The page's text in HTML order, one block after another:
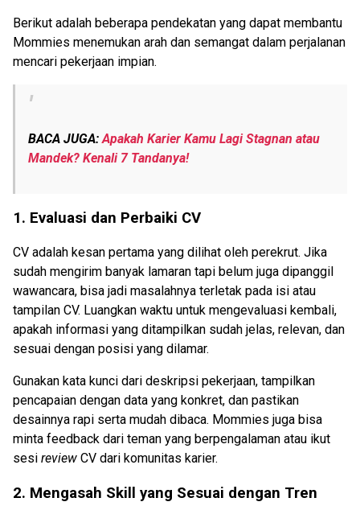
Berikut adalah beberapa pendekatan yang dapat membantu
Mommies menemukan arah dan semangat dalam perjalanan
mencari pekerjaan impian.
BACA JUGA: Apakah Karier Kamu Lagi Stagnan atau
Mandek? Kenali 7 Tandanya!
1. Evaluasi dan Perbaiki CV
CV adalah kesan pertama yang dilihat oleh perekrut. Jika
sudah mengirim banyak lamaran tapi belum juga dipanggil
wawancara, bisa jadi masalahnya terletak pada isi atau
tampilan CV. Luangkan waktu untuk mengevaluasi kembali,
apakah informasi yang ditampilkan sudah jelas, relevan, dan
sesuai dengan posisi yang dilamar.
Gunakan kata kunci dari deskripsi pekerjaan, tampilkan
pencapaian dengan data yang konkret, dan pastikan
desainnya rapi serta mudah dibaca. Mommies juga bisa
minta feedback dari teman yang berpengalaman atau ikut
sesi review CV dari komunitas karier.
2. Mengasah Skill yang Sesuai dengan Tren